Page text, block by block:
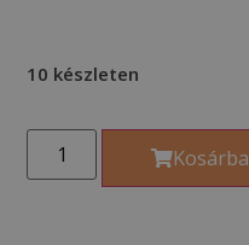
10 készleten
Kosárba